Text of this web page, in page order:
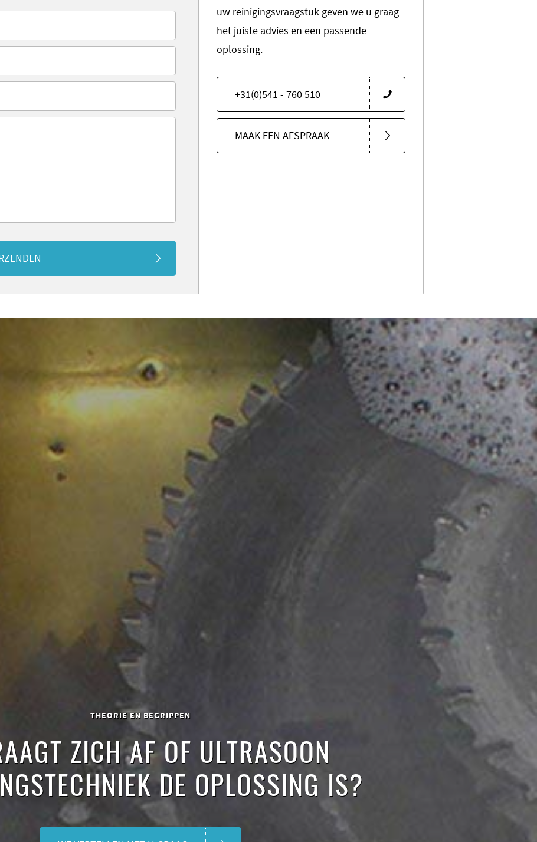
uw reinigingsvraagstuk geven we u graag
het juiste advies en een passende
oplossing.
+31(0)541 - 760 510
MAAK EEN AFSPRAAK
THEORIE EN BEGRIPPEN
ZICH AF OF ULTRASOON
DE OPLOSSING IS?